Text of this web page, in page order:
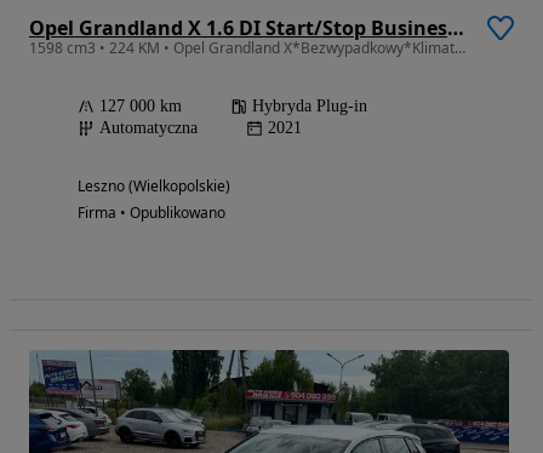
Opel Grandland X 1.6 DI Start/Stop Business Elegance
1598 cm3 • 224 KM • Opel Grandland X*Bezwypadkowy*Klimatronik*Nawigacja
127 000 km
Hybryda Plug-in
Automatyczna
2021
Leszno (Wielkopolskie)
Firma • Opublikowano